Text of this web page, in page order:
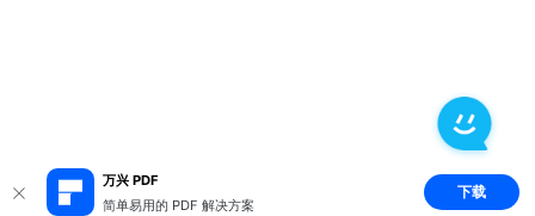
万兴 PDF
简单易用的 PDF 解决方案
下载